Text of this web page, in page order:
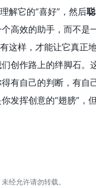
解它的“喜好”，然后
高效的助手，而不是
这样，才能让它真正
创作路上的绊脚石。
有自己的判断，有自
发挥创意的“翅膀”，
经允许请勿转载。